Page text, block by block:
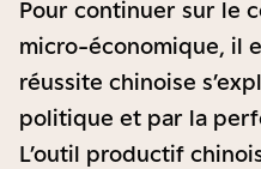
Pour continuer sur le
micro-économique, il
réussite chinoise
politique et par la
L’outil productif